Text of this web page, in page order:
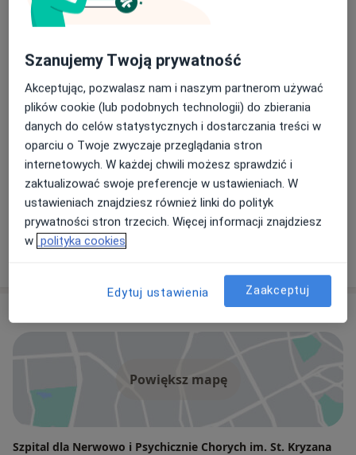
6 opinii
Grzegorz Łukasz Nowacki
Psychiatra
4 opinie
Krzysztof Kołcz
Psychiatra
Powiększ mapę
Szpital dla Nerwowo i Psychicznie Chorych im. St. Kryzana
Szanujemy Twoją prywatność
Akceptując, pozwalasz nam i naszym partnerom używać
plików cookie (lub podobnych technologii) do zbierania
danych do celów statystycznych i dostarczania treści w
oparciu o Twoje zwyczaje przeglądania stron
internetowych. W każdej chwili możesz sprawdzić i
zaktualizować swoje preferencje w ustawieniach. W
ustawieniach znajdziesz również linki do polityk
prywatności stron trzecich. Więcej informacji znajdziesz
w polityka cookies
Edytuj ustawienia Zaakceptuj